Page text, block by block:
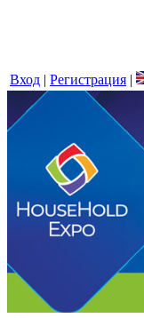
Вход | Регистрация |